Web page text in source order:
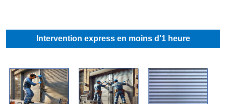
Intervention express en moins d'1 heure